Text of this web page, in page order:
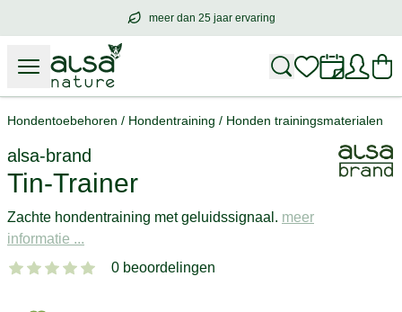
meer dan 25 jaar ervaring
meer dan25 jaar ervaring
Hondentoebehoren / Hondentraining / Honden trainingsmaterialen
alsa-brand
Tin-Trainer
Zachte hondentraining met geluidssignaal. meer
informatie ...
0 beoordelingen